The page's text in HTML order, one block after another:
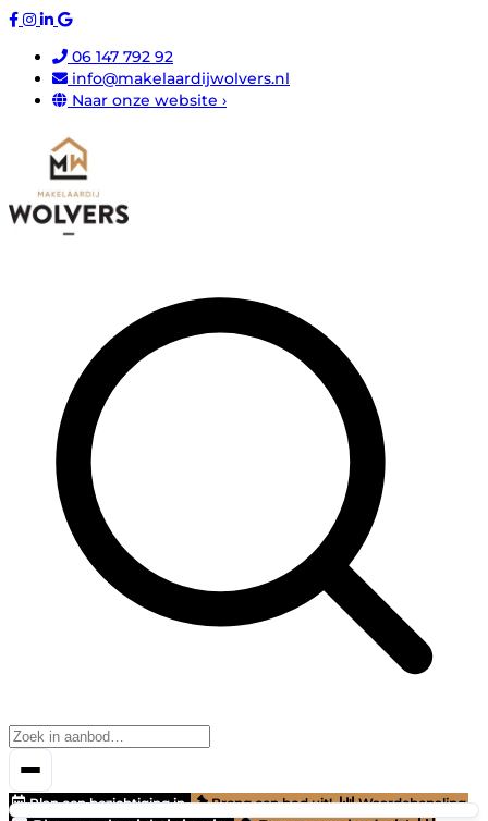
06 147 792 92
info@makelaardijwolvers.nl
Naar onze website ›
Plan een bezichtiging in Breng een bod uit! Waardebepaling